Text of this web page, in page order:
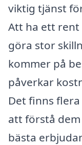
viktig tjänst
Att ha ett rent
göra stor
kommer på
påverkar
Det finns
att förstå
bästa